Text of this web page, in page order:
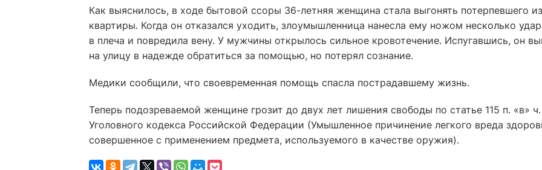
Как выяснилось, в ходе бытовой ссоры 36-летняя женщина стала выгонять потерпевшего из
квартиры. Когда он отказался уходить, злоумышленница нанесла ему ножом несколько
в плеча и повредила вену. У мужчины открылось сильное кровотечение. Испугавшись, он
на улицу в надежде обратиться за помощью, но потерял сознание.
Медики сообщили, что своевременная помощь спасла пострадавшему жизнь.
Теперь подозреваемой женщине грозит до двух лет лишения свободы по статье 115 п. «в»
Уголовного кодекса Российской Федерации (Умышленное причинение легкого вреда
совершенное с применением предмета, используемого в качестве оружия).